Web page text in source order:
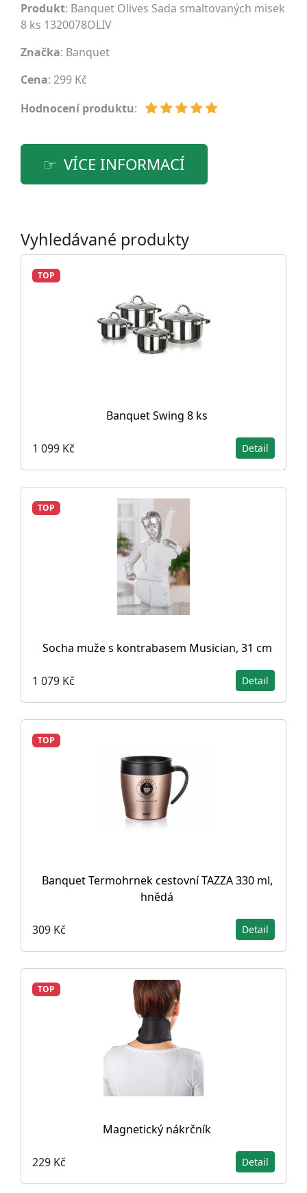
Produkt: Banquet Olives Sada smaltovaných misek
8 ks 1320078OLIV
Značka: Banquet
Cena: 299 Kč
Hodnocení produktu:
VÍCE INFORMACÍ
Vyhledávané produkty
TOP
Banquet Swing 8 ks
1 099 Kč Detail
TOP
Socha muže s kontrabasem Musician, 31 cm
1 079 Kč Detail
TOP
Banquet Termohrnek cestovní TAZZA 330 ml,
hnědá
309 Kč Detail
TOP
Magnetický nákrčník
229 Kč Detail